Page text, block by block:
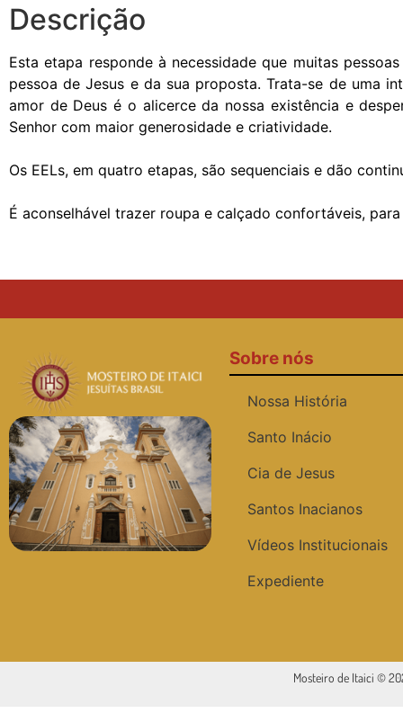
Descrição
Esta etapa responde à necessidade que muitas
pessoa de Jesus e da sua proposta. Trata-se de uma
amor de Deus é o alicerce da nossa existência e
Senhor com maior generosidade e criatividade.
Os EELs, em quatro etapas, são sequenciais e dão
É aconselhável trazer roupa e calçado confortáveis,
Sobre nós
Nossa História
Santo Inácio
Cia de Jesus
Santos Inacianos
Vídeos Institucionais
Expediente
Mosteiro de Itaici ©